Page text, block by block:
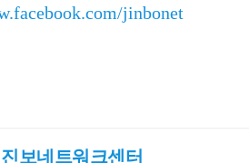
jinbonet
진보네트워크센터